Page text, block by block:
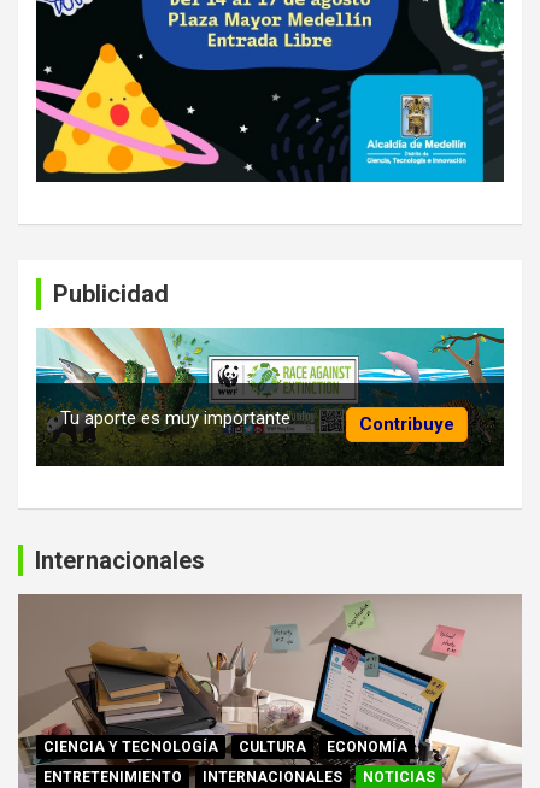
Publicidad
Contribuye
Tu aporte es muy importante
Internacionales
CIENCIA Y TECNOLOGÍA CULTURA
ECONOMÍA
ENTRETENIMIENTO
INTERNACIONALES NOTICIAS